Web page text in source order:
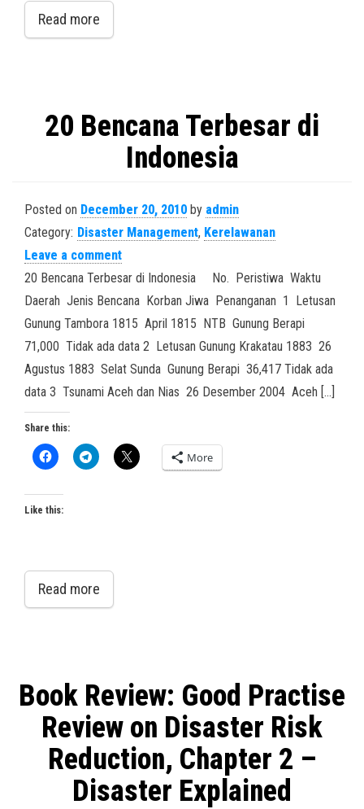
Read more
20 Bencana Terbesar di
Indonesia
Posted on December 20, 2010 by admin
Category: Disaster Management, Kerelawanan
Leave a comment
20 Bencana Terbesar di Indonesia No. Peristiwa Waktu
Daerah Jenis Bencana Korban Jiwa Penanganan 1 Letusan
Gunung Tambora 1815 April 1815 NTB Gunung Berapi
71,000 Tidak ada data 2 Letusan Gunung Krakatau 1883 26
Agustus 1883 Selat Sunda Gunung Berapi 36,417 Tidak ada
data 3 Tsunami Aceh dan Nias 26 Desember 2004 Aceh […]
Share this:
More
Like this:
Read more
Book Review: Good Practise
Review on Disaster Risk
Reduction, Chapter 2 –
Disaster Explained